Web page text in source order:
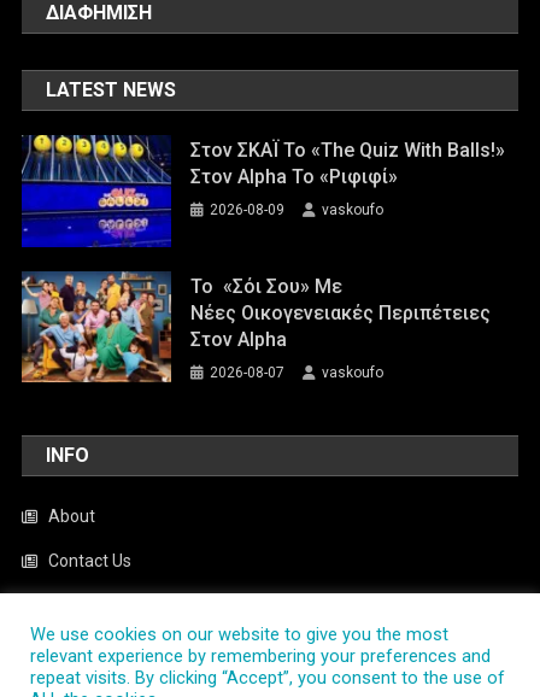
ΔΙΑΦΗΜΙΣΗ
LATEST NEWS
Στον ΣΚΑΪ Το «The Quiz With Balls!»
Στον Alpha Το «Ριφιφί»
2026-08-09 vaskoufo
Το «Σόι Σου» Με
Νέες Οικογενειακές Περιπέτειες
Στον Alpha
2026-08-07 vaskoufo
INFO
About
Contact Us
News
We use cookies on our website to give you the most
relevant experience by remembering your preferences and
repeat visits. By clicking “Accept”, you consent to the use of